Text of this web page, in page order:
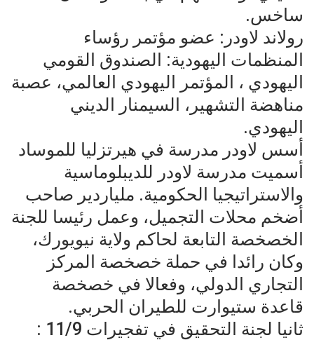
ساخس.
رولاند لاودر: عضو مؤتمر رؤساء
المنظمات اليهودية: الصندوق القومي
اليهودي ، المؤتمر اليهودي العالمي، عصبة
مناهضة التشهير، السيمنار الديني
اليهودي.
أسس لاودر مدرسة في هيرتزليا للموساد
أسميت مدرسة لاودر للديبلوماسية
والاستراتيجيا الحكومية. ملياردير صاحب
أضخم محلات التجميل، وعمل رئيسا للجنة
الخصخصة التابعة لحاكم ولاية نيويورك،
وكان رائدا في حملة خصخصة المركز
التجاري الدولي، وفعالا في خصخصة
قاعدة ستيوارت للطيران الحربي.
ثانيا لجنة التحقيق في تفجيرات 11/9 :